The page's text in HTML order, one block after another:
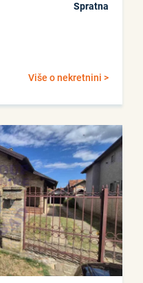
Spratna
Više o nekretnini >